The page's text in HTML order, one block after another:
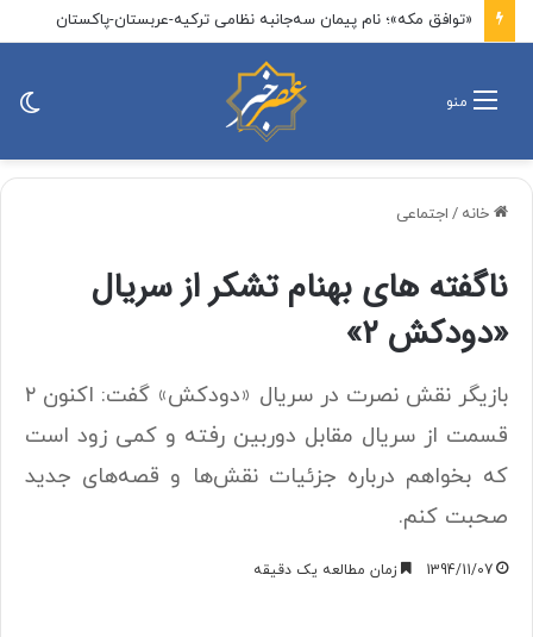
رویترز: ترامپ در جنگ علیه ایران بر سر ۲ راهی بدی گیر افتاده است
منو
خانه / اجتماعی
ناگفته های بهنام تشکر از سریال
«دودکش ۲»‌
بازیگر نقش نصرت در سریال «دودکش» گفت: اکنون ۲
قسمت از سریال مقابل دوربین رفته و کمی زود است
که بخواهم درباره جزئیات نقش‌ها و قصه‌های جدید
صحبت کنم.
1394/11/07 زمان مطالعه یک دقیقه